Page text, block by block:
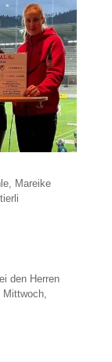
Mareike
den Herren